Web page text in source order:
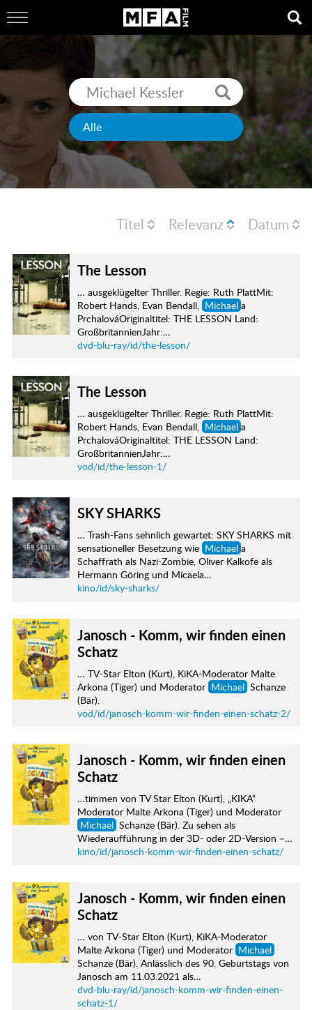
Titel Relevanz Datum
The Lesson
… ausgeklügelter Thriller. Regie: Ruth PlattMit:
Robert Hands, Evan Bendall,
Michael a
PrchalováOriginaltitel: THE LESSON Land:
GroßbritannienJahr:…
dvd-blu-ray/id/the-lesson/
The Lesson
… ausgeklügelter Thriller. Regie: Ruth PlattMit:
Robert Hands, Evan Bendall, Michael a
PrchalováOriginaltitel: THE LESSON Land:
GroßbritannienJahr:…
vod/id/the-lesson-1/
SKY SHARKS
… Trash-Fans sehnlich gewartet: SKY SHARKS mit
sensationeller Besetzung wie Michael a
Schaffrath als Nazi-Zombie, Oliver Kalkofe als
Hermann Göring und Micaela…
kino/id/sky-sharks/
Janosch - Komm, wir finden einen
Schatz
… TV-Star Elton (Kurt), KiKA-Moderator Malte
Arkona (Tiger) und Moderator Michael Schanze
(Bär).
vod/id/janosch-komm-wir-finden-einen-schatz-2/
Janosch - Komm, wir finden einen
Schatz
…timmen von TV Star Elton (Kurt), „KIKA“
Moderator Malte Arkona (Tiger) und Moderator
Michael Schanze (Bär). Zu sehen als
Wiederaufführung in der 3D- oder 2D-Version –…
kino/id/janosch-komm-wir-finden-einen-schatz/
Janosch - Komm, wir finden einen
Schatz
… von TV-Star Elton (Kurt), KiKA-Moderator
Malte Arkona (Tiger) und Moderator Michael
Schanze (Bär). Anlässlich des 90. Geburtstags von
Janosch am 11.03.2021 als…
dvd-blu-ray/id/janosch-komm-wir-finden-einen-
schatz-1/